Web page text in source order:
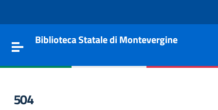
Toggle navigation
Biblioteca Statale di Montevergine
504